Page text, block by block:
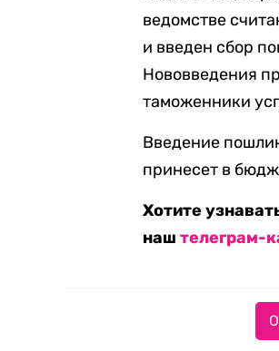
ведомстве
и введен сбор
Нововведения
таможенники
Введение
принесет в
Хотите
наштелеграм-